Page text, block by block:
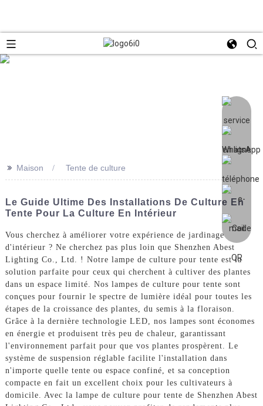
>> Maison Tente de culture
Le Guide Ultime Des Installations De Culture En
Tente Pour La Culture En Intérieur
Vous cherchez à améliorer votre expérience de jardinage
d'intérieur ? Ne cherchez pas plus loin que Shenzhen Abest
Lighting Co., Ltd. ! Notre lampe de culture pour tente est la
solution parfaite pour ceux qui cherchent à cultiver des plantes
dans un espace limité. Nos lampes de culture pour tente sont
conçues pour fournir le spectre de lumière idéal pour toutes les
étapes de la croissance des plantes, du semis à la floraison.
Grâce à la dernière technologie LED, nos lampes sont économes
en énergie et produisent très peu de chaleur, garantissant
l'environnement parfait pour que vos plantes prospèrent. Le
système de suspension réglable facilite l'installation dans
n'importe quelle tente ou espace confiné, et sa conception
compacte en fait un excellent choix pour les cultivateurs à
domicile. Avec la lampe de culture pour tente de Shenzhen Abest